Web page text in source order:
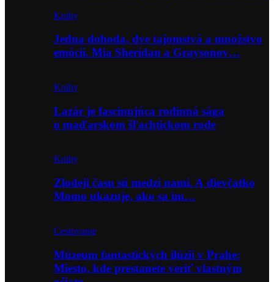
Knihy
Jedna dohoda, dve tajomstvá a množstvo
emócií. Mia Sheridan a Graysonov…
Knihy
Lazár je fascinujúca rodinná sága
o maďarskom šľachtickom rode
Knihy
Zlodeji času sú medzi nami. A dievčatko
Momo ukazuje, ako sa im…
Cestovanie
Múzeum fantastických ilúzií v Prahe:
Miesto, kde prestanete veriť vlastným